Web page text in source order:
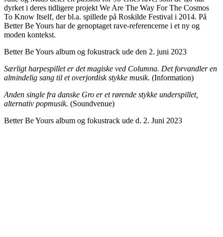
dyrket i deres tidligere projekt We Are The Way For The Cosmos
To Know Itself, der bl.a. spillede på Roskilde Festival i 2014. På
Better Be Yours har de genoptaget rave-referencerne i et ny og
moden kontekst.
Better Be Yours album og fokustrack ude den 2. juni 2023
Særligt harpespillet er det magiske ved Columna. Det forvandler en
almindelig sang til et overjordisk stykke musik. (Information)
Anden single fra danske Gro er et rørende stykke underspillet,
alternativ popmusik. (Soundvenue)
Better Be Yours album og fokustrack ude d. 2. Juni 2023